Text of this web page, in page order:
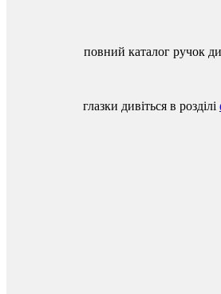
повний каталог ручок
глазки дивіться в розділі